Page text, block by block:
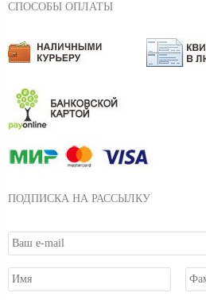
СПОСОБЫ ОПЛАТЫ
ПОДПИСКА НА РАССЫЛКУ